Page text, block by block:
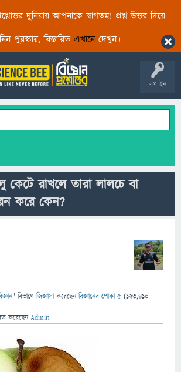
দুনিয়ায় আপনাকে স্বাগতম! প্রশ্ন-উত্তর দিয়ে
পুরস্কার, বিস্তারিত এখানেদেখুন।
লগ ইন
রাখলে তারা লালচে বা
করে কেন?
" বিভাগে জিজ্ঞাসাকরেছেনবিজ্ঞানের পোকা ৫ (123,410
করেছেনAdmin